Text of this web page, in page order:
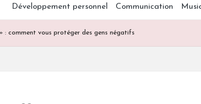
Développement personnel Communication
: comment vous protéger des gens négatifs